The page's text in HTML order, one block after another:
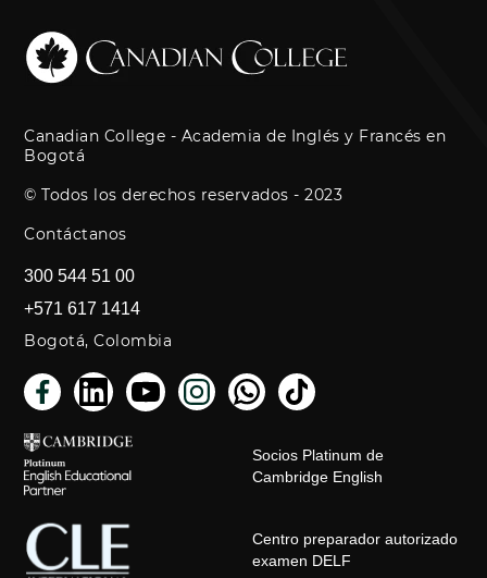
Canadian College - Academia de Inglés y Francés en
Bogotá
© Todos los derechos reservados - 2023
Contáctanos
300 544 51 00
+571 617 1414
Bogotá, Colombia
Socios Platinum de
Cambridge English
Centro preparador autorizado
examen DELF